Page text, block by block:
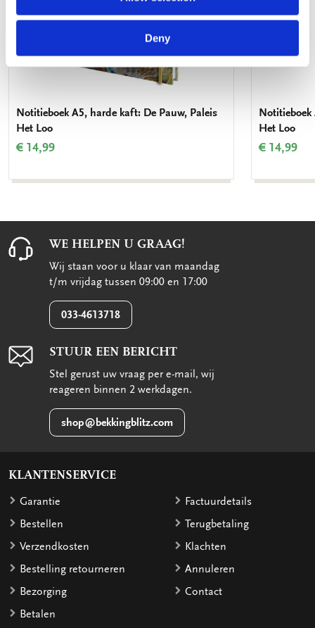
Deny
Notitieboek A5, harde kaft: De Pauw, Paleis
Het Loo
€ 14,99
Het Loo
€ 14,99
WE HELPEN U GRAAG!
Wij staan voor u klaar van maandag
t/m vrijdag tussen 09:00 en 17:00
033-4613718
STUUR EEN BERICHT
Stel gerust uw vraag per e-mail, wij
reageren binnen 2 werkdagen.
shop@bekkingblitz.com
KLANTENSERVICE
Garantie
Bestellen
Verzendkosten
Bestelling retourneren
Bezorging
Betalen
Factuurdetails
Terugbetaling
Klachten
Annuleren
Contact